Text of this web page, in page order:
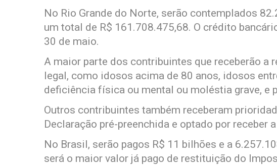
No Rio Grande do Norte, serão contemplados
um total de R$ 161.708.475,68. O crédito
30 de maio.
A maior parte dos contribuintes que receberão a
legal, como idosos acima de 80 anos, idosos
deficiência física ou mental ou moléstia grave, e
Outros contribuintes também receberam
Declaração pré-preenchida e optado por receber
No Brasil, serão pagos R$ 11 bilhões e a
será o maior valor já pago de restituição do